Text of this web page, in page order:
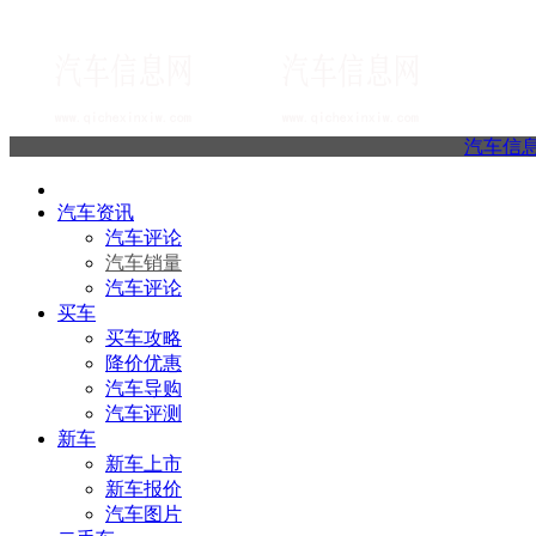
汽车信
汽车资讯
汽车评论
汽车销量
汽车评论
买车
买车攻略
降价优惠
汽车导购
汽车评测
新车
新车上市
新车报价
汽车图片